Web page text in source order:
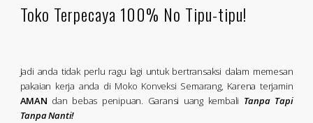
Toko Terpecaya 100% No Tipu-tipu!
Jadi anda tidak perlu ragu lagi untuk bertransaksi dalam memesan
pakaian kerja anda di Moko Konveksi Semarang, Karena terjamin
AMAN dan bebas penipuan. Garansi uang kembali Tanpa Tapi
Tanpa Nanti!